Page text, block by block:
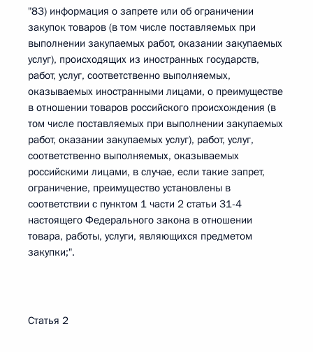
"83) информация о запрете или об ограничении
закупок товаров (в том числе поставляемых при
выполнении закупаемых работ, оказании закупаемых
услуг), происходящих из иностранных государств,
работ, услуг, соответственно выполняемых,
оказываемых иностранными лицами, о преимуществе
в отношении товаров российского происхождения (в
том числе поставляемых при выполнении закупаемых
работ, оказании закупаемых услуг), работ, услуг,
соответственно выполняемых, оказываемых
российскими лицами, в случае, если такие запрет,
ограничение, преимущество установлены в
соответствии с пунктом 1 части 2 статьи 31-4
настоящего Федерального закона в отношении
товара, работы, услуги, являющихся предметом
закупки;".
Статья 2